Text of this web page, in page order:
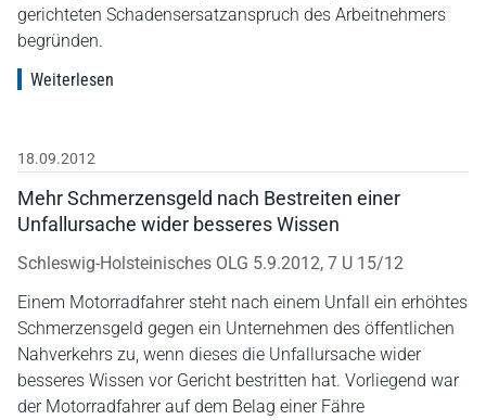
gerichteten Schadensersatzanspruch des Arbeitnehmers
begründen.
Weiterlesen
18.09.2012
Mehr Schmerzensgeld nach Bestreiten einer
Unfallursache wider besseres Wissen
Schleswig-Holsteinisches OLG 5.9.2012, 7 U 15/12
Einem Motorradfahrer steht nach einem Unfall ein erhöhtes
Schmerzensgeld gegen ein Unternehmen des öffentlichen
Nahverkehrs zu, wenn dieses die Unfallursache wider
besseres Wissen vor Gericht bestritten hat. Vorliegend war
der Motorradfahrer auf dem Belag einer Fähre